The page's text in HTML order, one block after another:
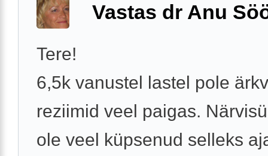
Vastas dr Anu
Tere!
6,5k vanustel lastel pole
reziimid veel paigas.
ole veel küpsenud selleks